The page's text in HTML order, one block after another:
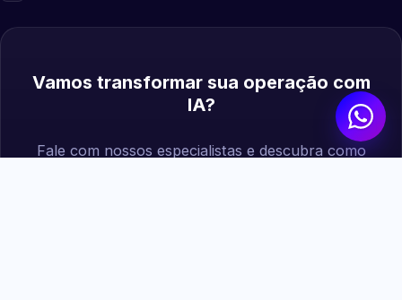
Vamos transformar sua operação com
IA?
Fale com nossos especialistas e descubra como